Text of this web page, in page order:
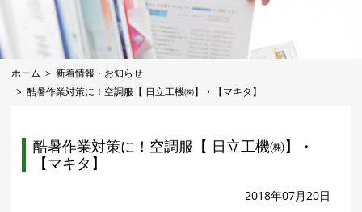
ホーム
新着情報・お知らせ
酷暑作業対策に！空調服【 日立工機㈱】・【マキタ】
酷暑作業対策に！空調服【 日立工機㈱】・
【マキタ】
2018年07月20日